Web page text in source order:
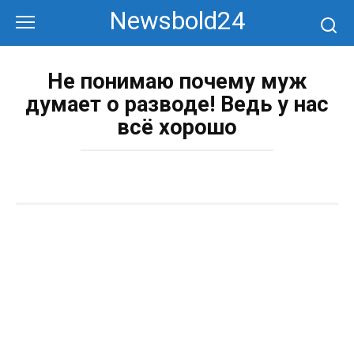
контенту
Newsbold24
Не понимаю почему муж
думает о разводе! Ведь у нас
всё хорошо